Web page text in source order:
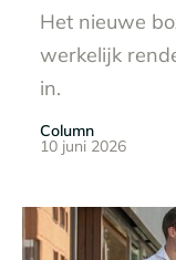
Het nieuwe
werkelijk
in.
Column
10 juni 2026